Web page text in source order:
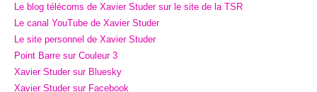
Le blog télécoms de Xavier Studer sur le site de la TSR
Le canal YouTube de Xavier Studer
Le site personnel de Xavier Studer
Point Barre sur Couleur 3
Xavier Studer sur Bluesky
Xavier Studer sur Facebook